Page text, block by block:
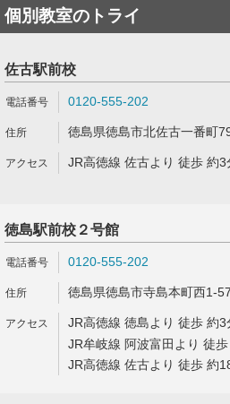
個別教室のトライ
佐古駅前校
0120-555-202
徳島県徳島市北佐古一番町
JR高徳線 佐古より 徒歩 約3
徳島駅前校２号館
0120-555-202
徳島県徳島市寺島本町西1-
JR高徳線 徳島より 徒歩 約3
JR牟岐線 阿波富田より 徒
JR高徳線 佐古より 徒歩 約